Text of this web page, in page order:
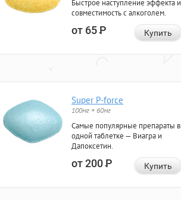
Быстрое наступление эффекта и
совместимость с алкоголем.
от 65Р Купить
Super P-force
100мг + 60мг
Самые популярные препараты в
одной таблетке — Виагра и
Дапоксетин.
от 200Р Купить